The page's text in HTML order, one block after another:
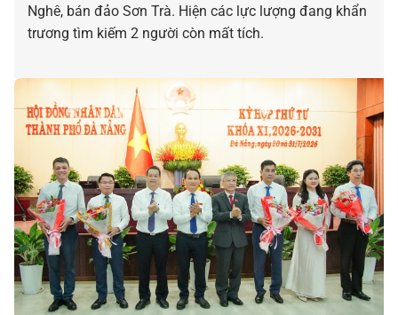
Nghê, bán đảo Sơn Trà. Hiện các lực lượng đang khẩn
trương tìm kiếm 2 người còn mất tích.